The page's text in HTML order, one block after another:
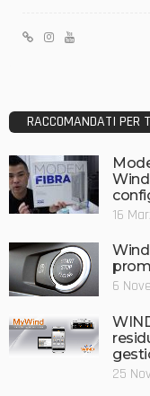
RACCOMANDATI PER
16
6
25